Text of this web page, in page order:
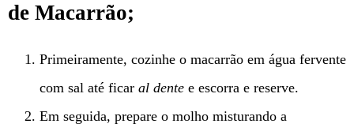
de Macarrão;
Primeiramente, cozinhe o macarrão em água fervente
com sal até ficar al dente e escorra e reserve.
Em seguida, prepare o molho misturando a